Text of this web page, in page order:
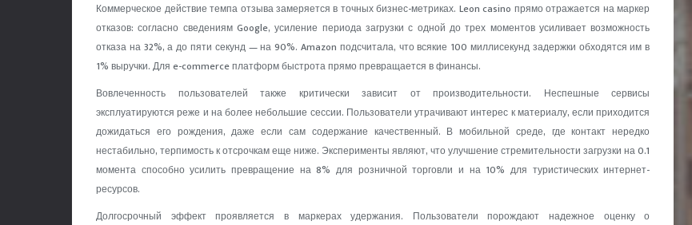
Коммерческое действие темпа отзыва замеряется в точных бизнес-метриках. Leon casino прямо отражается на маркер
отказов: согласно сведениям Google, усиление периода загрузки с одной до трех моментов усиливает возможность
отказа на 32%, а до пяти секунд — на 90%. Amazon подсчитала, что всякие 100 миллисекунд задержки обходятся им в
1% выручки. Для e-commerce платформ быстрота прямо превращается в финансы.
Вовлеченность пользователей также критически зависит от производительности. Неспешные сервисы
эксплуатируются реже и на более небольшие сессии. Пользователи утрачивают интерес к материалу, если приходится
дожидаться его рождения, даже если сам содержание качественный. В мобильной среде, где контакт нередко
нестабильно, терпимость к отсрочкам еще ниже. Эксперименты являют, что улучшение стремительности загрузки на 0.1
момента способно усилить превращение на 8% для розничной торговли и на 10% для туристических интернет-
ресурсов.
Долгосрочный эффект проявляется в маркерах удержания. Пользователи порождают надежное оценку о